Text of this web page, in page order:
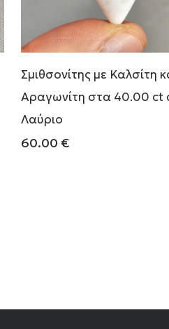
Σμιθσονίτης με Καλσίτη
Αραγωνίτη στα 40.00 ct
Λαύριο
60.00 €